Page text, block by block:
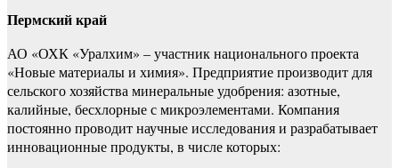
Пермский край
АО «ОХК «Уралхим» – участник национального проекта
«Новые материалы и химия». Предприятие производит для
сельского хозяйства минеральные удобрения: азотные,
калийные, бесхлорные с микроэлементами. Компания
постоянно проводит научные исследования и разрабатывает
инновационные продукты, в числе которых: